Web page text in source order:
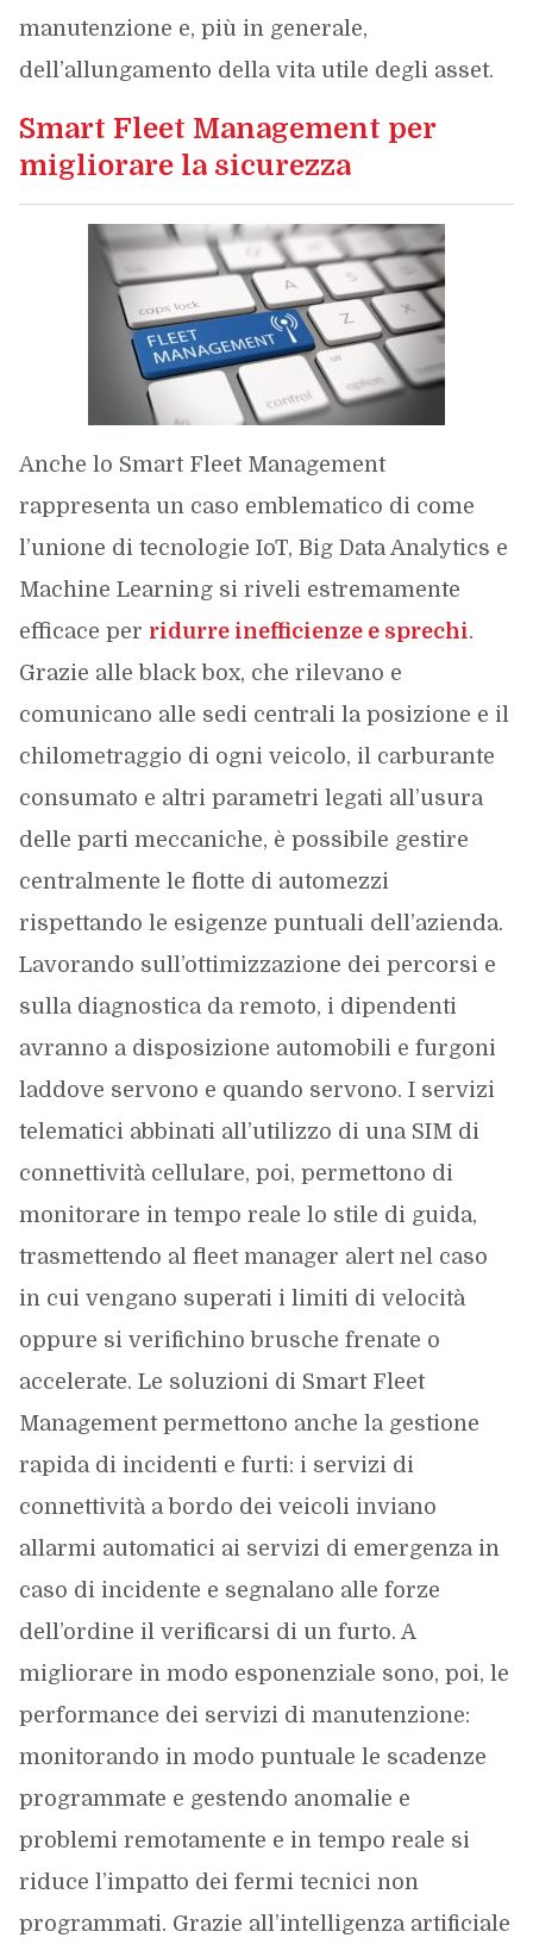
manutenzione e, più in generale,
dell’allungamento della vita utile degli asset.
Smart Fleet Management per
migliorare la sicurezza
Anche lo Smart Fleet Management
rappresenta un caso emblematico di come
l’unione di tecnologie IoT, Big Data Analytics e
Machine Learning si riveli estremamente
efficace per ridurre inefficienze e sprechi.
Grazie alle black box, che rilevano e
comunicano alle sedi centrali la posizione e il
chilometraggio di ogni veicolo, il carburante
consumato e altri parametri legati all’usura
delle parti meccaniche, è possibile gestire
centralmente le flotte di automezzi
rispettando le esigenze puntuali dell’azienda.
Lavorando sull’ottimizzazione dei percorsi e
sulla diagnostica da remoto, i dipendenti
avranno a disposizione automobili e furgoni
laddove servono e quando servono. I servizi
telematici abbinati all’utilizzo di una SIM di
connettività cellulare, poi, permettono di
monitorare in tempo reale lo stile di guida,
trasmettendo al fleet manager alert nel caso
in cui vengano superati i limiti di velocità
oppure si verifichino brusche frenate o
accelerate. Le soluzioni di Smart Fleet
Management permettono anche la gestione
rapida di incidenti e furti: i servizi di
connettività a bordo dei veicoli inviano
allarmi automatici ai servizi di emergenza in
caso di incidente e segnalano alle forze
dell’ordine il verificarsi di un furto. A
migliorare in modo esponenziale sono, poi, le
performance dei servizi di manutenzione:
monitorando in modo puntuale le scadenze
programmate e gestendo anomalie e
problemi remotamente e in tempo reale si
riduce l’impatto dei fermi tecnici non
programmati. Grazie all’intelligenza artificiale